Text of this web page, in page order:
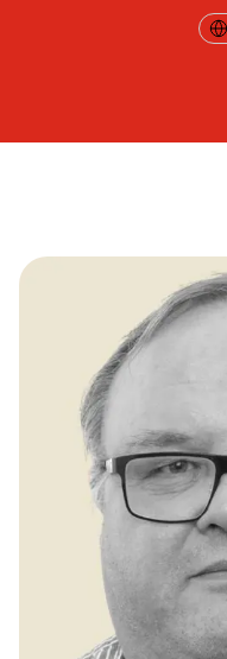
Hopp til hovedinnholdet